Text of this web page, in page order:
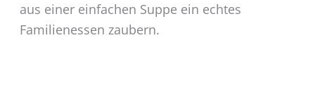
aus einer einfachen Suppe ein echtes
Familienessen zaubern.